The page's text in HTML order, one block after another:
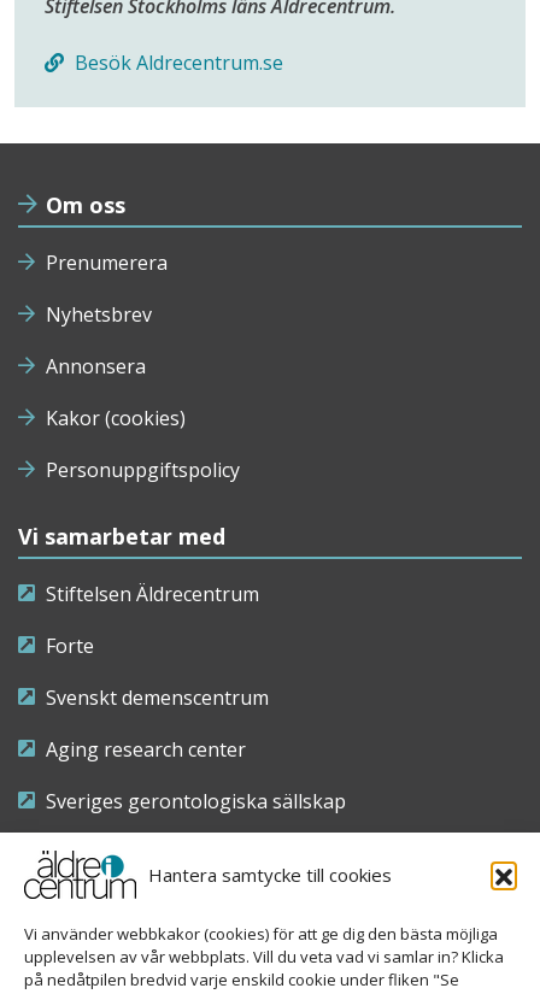
Hantera samtycke till cookies
Vi använder webbkakor (cookies) för att ge dig den bästa möjliga
upplevelsen av vår webbplats. Vill du veta vad vi samlar in? Klicka
på nedåtpilen bredvid varje enskild cookie under fliken "Se
Stiftelsen Stockholms läns Äldrecentrum.
Besök Aldrecentrum.se
Om oss
Prenumerera
Nyhetsbrev
Annonsera
Kakor (cookies)
Personuppgiftspolicy
Vi samarbetar med
Stiftelsen Äldrecentrum
Forte
Svenskt demenscentrum
Aging research center
Sveriges gerontologiska sällskap
Riksföreningen för sjuksköterskor inom äldre- och
demensvård
Nationellt kompetenscentrum anhöriga